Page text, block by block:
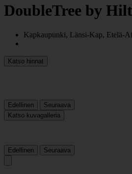
DoubleTree by
Kapkaupunki, Länsi-Kap, Etelä-
Katso hinnat
Edellinen
Seuraava
Katso kuvagalleria
Edellinen Seuraava